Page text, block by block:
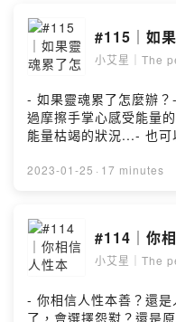
#115｜如
小艾星｜The
- 如果靈魂累了怎麼辦
過摩擦手掌心感受能量
能量枯竭的狀況...- 也
來信/聯絡：
2023-01-25 · 17 minutes
#114｜你
小艾星｜The
- 你相信人性本善？還
了，會選擇怨懟？還是